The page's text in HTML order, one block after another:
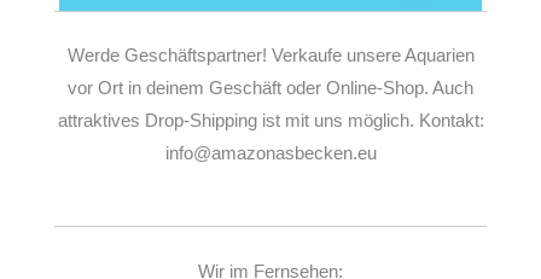
Werde Geschäftspartner! Verkaufe unsere Aquarien
vor Ort in deinem Geschäft oder Online-Shop. Auch
attraktives Drop-Shipping ist mit uns möglich. Kontakt:
info@amazonasbecken.eu
Wir im Fernsehen: